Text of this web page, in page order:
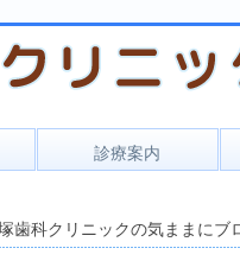
診療案内
小児歯科
歯科クリニックの気ままにブ